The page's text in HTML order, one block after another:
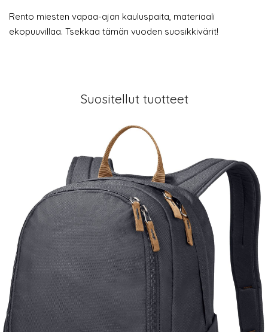
Rento miesten vapaa-ajan kauluspaita, materiaali
ekopuuvillaa. Tsekkaa tämän vuoden suosikkivärit!
Suositellut tuotteet